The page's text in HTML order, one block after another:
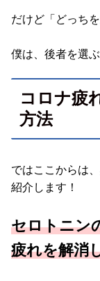
だけど「どっち
僕は、後者を選
コロナ疲
方法
ではここからは
紹介します！
セロトニン
疲れを解消